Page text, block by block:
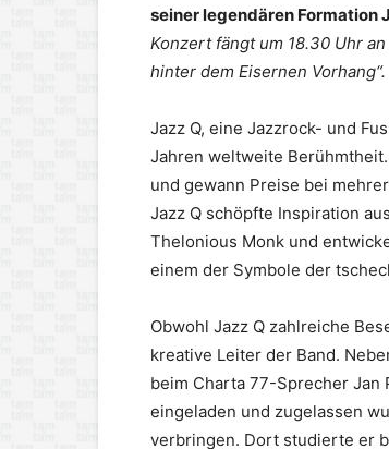
seiner legendären Formation
Konzert fängt um 18.30 Uhr
hinter dem Eisernen Vorhang“.
Jazz Q, eine Jazzrock- und
Jahren weltweite
und gewann Preise bei
Jazz Q schöpfte Inspiration
Thelonious Monk und
einem der Symbole der
Obwohl Jazz Q zahlreiche
kreative Leiter der Band.
beim Charta 77-Sprecher Jan
eingeladen und zugelassen
verbringen. Dort studierte er